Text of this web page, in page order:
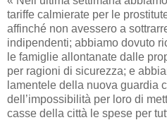
tariffe calmierate per le
affinché non avessero a
indipendenti; abbiamo dovuto
le famiglie allontanate dalle
per ragioni di sicurezza; e
lamentele della nuova guardia
dell’impossibilità per loro di
casse della città le spese per